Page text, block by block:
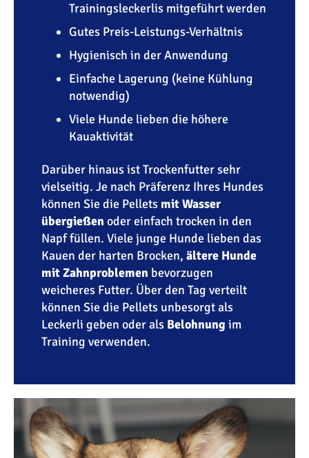
Trainingsleckerlis mitgeführt werden
Gutes Preis-Leistungs-Verhältnis
Hygienisch in der Anwendung
Einfache Lagerung (keine Kühlung
notwendig)
Viele Hunde lieben die höhere
Kauaktivität
Darüber hinaus ist Trockenfutter sehr
vielseitig. Je nach Präferenz Ihres Hundes
können Sie die Pellets mit Wasser
übergießen oder einfach trocken in den
Napf füllen. Viele junge Hunde lieben das
Kauen der harten Brocken, ältere Hunde
mit Zahnproblemen bevorzugen
weicheres Futter. Über den Tag verteilt
können Sie die Pellets unbesorgt als
Leckerli geben oder als Belohnung im
Training verwenden.